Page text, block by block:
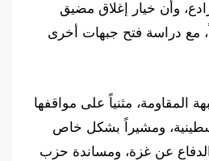
وأن خيار إغلاق مضيق
مع دراسة فتح جبهات أخرى
المقاومة، مثنياً على مواقفها
ومشيراً بشكل خاص
عن غزة، ومساندة حزب